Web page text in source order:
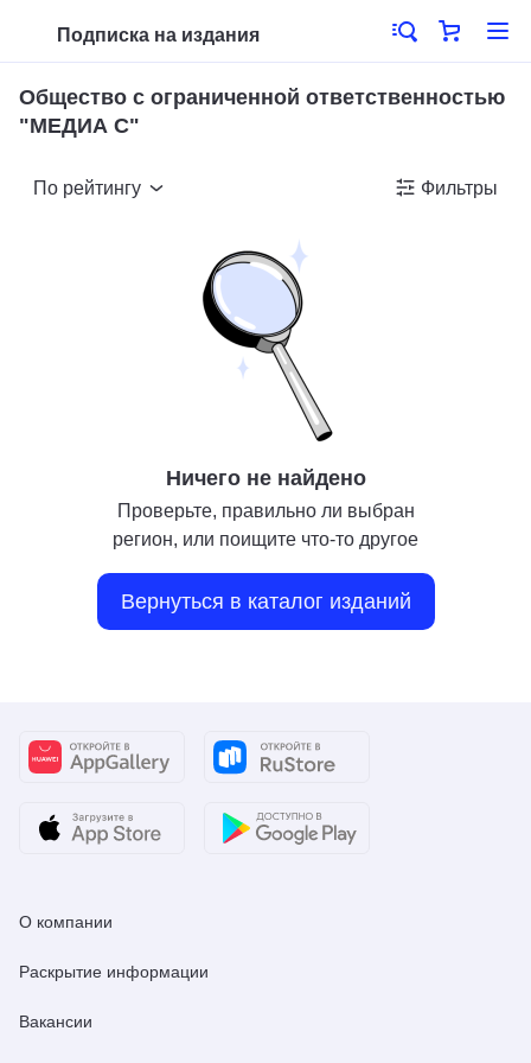
Подписка на издания
Общество с ограниченной ответственностью
"МЕДИА С"
По рейтингу Фильтры
Ничего не найдено
Проверьте, правильно ли выбран
регион, или поищите что-то другое
Вернуться в каталог изданий
О компании
Раскрытие информации
Вакансии